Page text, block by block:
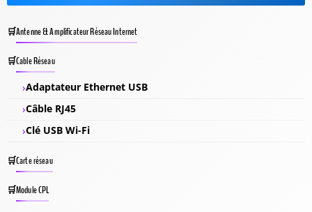
Antenne & Amplificateur Réseau Internet
Cable Réseau
Adaptateur Ethernet USB
Câble RJ45
Clé USB Wi-Fi
Carte réseau
Module CPL